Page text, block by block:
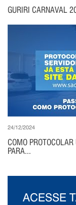
GURIRI CARNAVAL
24/12/2024
COMO
PARA...
ACESSE